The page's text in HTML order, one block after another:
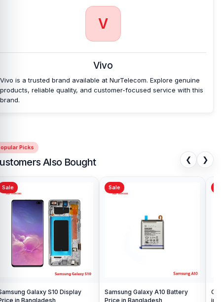
V
Vivo
Vivo is a trusted brand available at NurTelecom. Explore genuine
products, reliable quality, and customer-focused service with this
brand.
Picks
Also Bought ❮ ❯
Sale
Galaxy S10 Display
in Bangladesh
Sale
Samsung Galaxy A10 Battery
Price in Bangladesh
in